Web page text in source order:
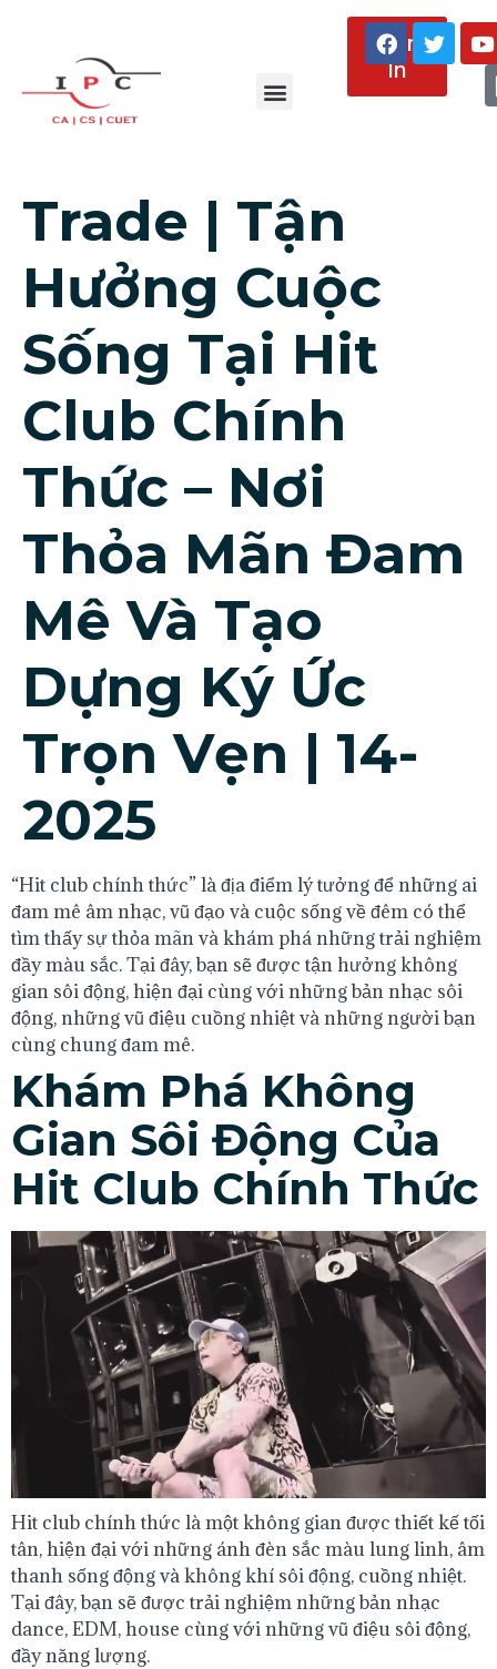
Sign
In
Trade | Tận
Hưởng Cuộc
Sống Tại Hit
Club Chính
Thức – Nơi
Thỏa Mãn Đam
Mê Và Tạo
Dựng Ký Ức
Trọn Vẹn | 14-
2025
“Hit club chính thức” là địa điểm lý tưởng để những ai
đam mê âm nhạc, vũ đạo và cuộc sống về đêm có thể
tìm thấy sự thỏa mãn và khám phá những trải nghiệm
đầy màu sắc. Tại đây, bạn sẽ được tận hưởng không
gian sôi động, hiện đại cùng với những bản nhạc sôi
động, những vũ điệu cuồng nhiệt và những người bạn
cùng chung đam mê.
Khám Phá Không
Gian Sôi Động Của
Hit Club Chính Thức
Hit club chính thức là một không gian được thiết kế tối
tân, hiện đại với những ánh đèn sắc màu lung linh, âm
thanh sống động và không khí sôi động, cuồng nhiệt.
Tại đây, bạn sẽ được trải nghiệm những bản nhạc
dance, EDM, house cùng với những vũ điệu sôi động,
đầy năng lượng.